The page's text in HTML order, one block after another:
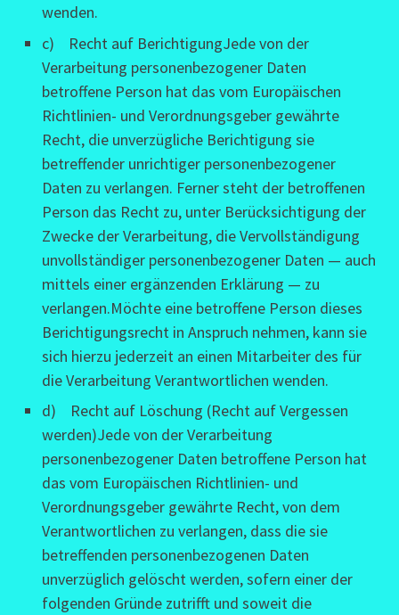
wenden.
c) Recht auf BerichtigungJede von der
Verarbeitung personenbezogener Daten
betroffene Person hat das vom Europäischen
Richtlinien- und Verordnungsgeber gewährte
Recht, die unverzügliche Berichtigung sie
betreffender unrichtiger personenbezogener
Daten zu verlangen. Ferner steht der betroffenen
Person das Recht zu, unter Berücksichtigung der
Zwecke der Verarbeitung, die Vervollständigung
unvollständiger personenbezogener Daten — auch
mittels einer ergänzenden Erklärung — zu
verlangen.Möchte eine betroffene Person dieses
Berichtigungsrecht in Anspruch nehmen, kann sie
sich hierzu jederzeit an einen Mitarbeiter des für
die Verarbeitung Verantwortlichen wenden.
d) Recht auf Löschung (Recht auf Vergessen
werden)Jede von der Verarbeitung
personenbezogener Daten betroffene Person hat
das vom Europäischen Richtlinien- und
Verordnungsgeber gewährte Recht, von dem
Verantwortlichen zu verlangen, dass die sie
betreffenden personenbezogenen Daten
unverzüglich gelöscht werden, sofern einer der
folgenden Gründe zutrifft und soweit die